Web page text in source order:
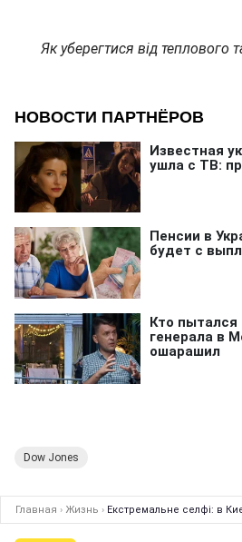
Як уберегтися від теплового
Dow Jones
Главная › Жизнь › Екстремальне селфі: в